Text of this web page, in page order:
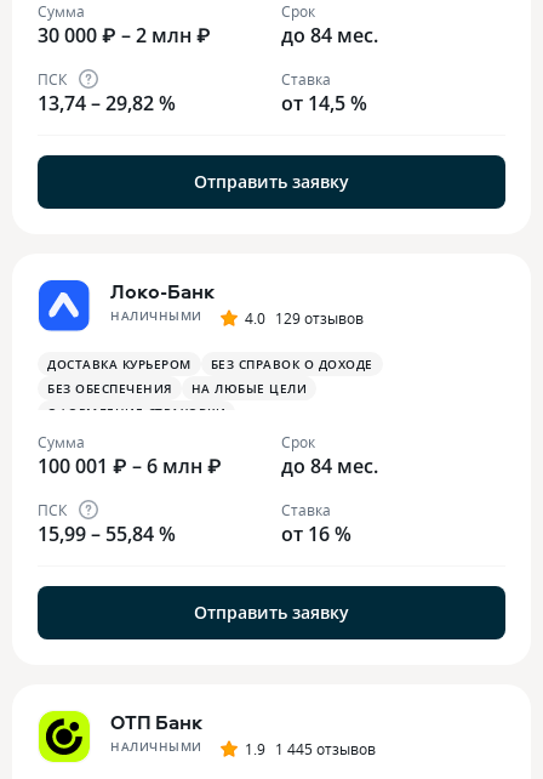
Сумма
30 000 ₽ – 2 млн ₽
Срок
до 84 мес.
ПСК
13,74 – 29,82 %
Ставка
от 14,5 %
Отправить заявку
Локо-Банк
НАЛИЧНЫМИ 4.0 129 отзывов
ДОСТАВКА КУРЬЕРОМ
БЕЗ СПРАВОК О ДОХОДЕ
БЕЗ ОБЕСПЕЧЕНИЯ
НА ЛЮБЫЕ ЦЕЛИ
ОФОРМЛЕНИЕ СТРАХОВКИ
Сумма
100 001 ₽ – 6 млн ₽
Срок
до 84 мес.
ПСК
15,99 – 55,84 %
Ставка
от 16 %
Отправить заявку
ОТП Банк
НАЛИЧНЫМИ 1.9 1 445 отзывов